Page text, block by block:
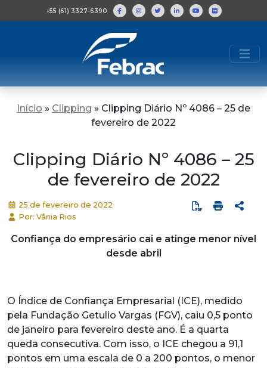
+55 (61) 3327-6390
Início » Clipping » Clipping Diário Nº 4086 – 25 de
fevereiro de 2022
Clipping Diário Nº 4086 – 25
de fevereiro de 2022
25 de fevereiro de 2022
Por: Vânia Rios
Confiança do empresário cai e atinge menor nível
desde abril
O Índice de Confiança Empresarial (ICE), medido
pela Fundação Getulio Vargas (FGV), caiu 0,5 ponto
de janeiro para fevereiro deste ano. É a quarta
queda consecutiva. Com isso, o ICE chegou a 91,1
pontos em uma escala de 0 a 200 pontos, o menor